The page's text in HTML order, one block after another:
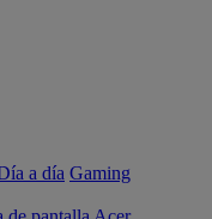
a día Gaming